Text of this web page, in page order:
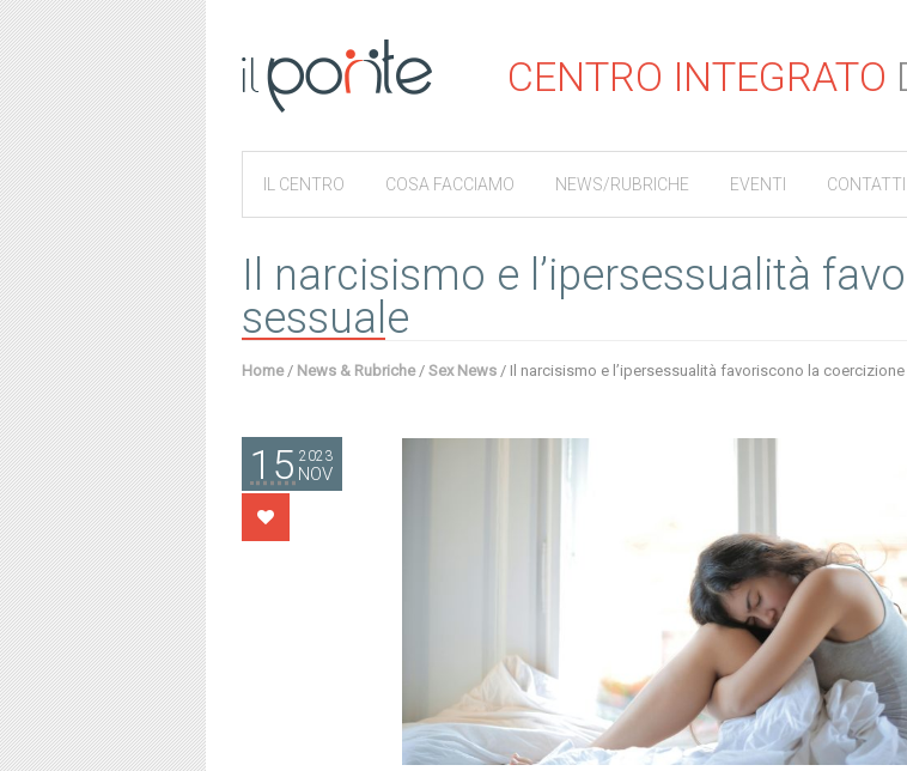
CENTRO INTEGRATO
IL CENTRO COSA FACCIAMO NEWS/RUBRICHE EVENTI CONTATTI
Il narcisismo e l’ipersessualità
sessuale
Home / News & Rubriche / Sex News / Il narcisismo e l’ipersessualità favoriscono la
15 2023
NOV